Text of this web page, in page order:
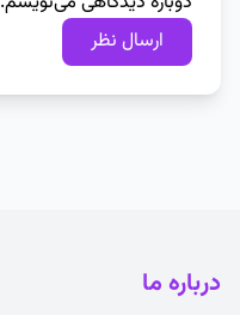
درباره ما